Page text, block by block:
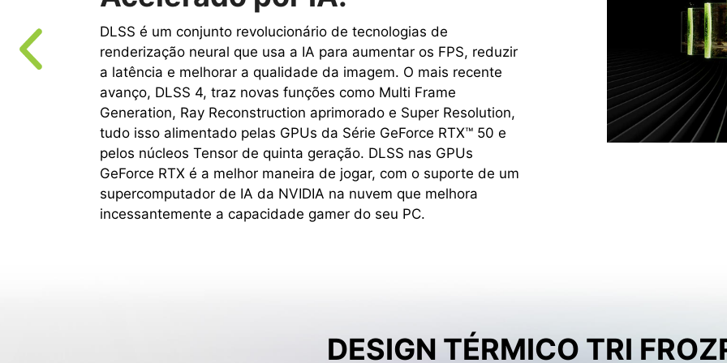
DLSS é um conjunto revolucionário de tecnologias de
renderização neural que usa a IA para aumentar os FPS, reduzir
a latência e melhorar a qualidade da imagem. O mais recente
avanço, DLSS 4, traz novas funções como Multi Frame
Generation, Ray Reconstruction aprimorado e Super Resolution,
tudo isso alimentado pelas GPUs da Série GeForce RTX™ 50 e
pelos núcleos Tensor de quinta geração. DLSS nas GPUs
GeForce RTX é a melhor maneira de jogar, com o suporte de um
supercomputador de IA da NVIDIA na nuvem que melhora
incessantemente a capacidade gamer do seu PC.
DESIGN TÉRMICO TRI